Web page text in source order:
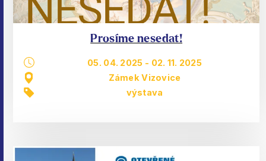
Prosíme nesedat!
05. 04. 2025 - 02. 11. 2025
Zámek Vizovice
výstava